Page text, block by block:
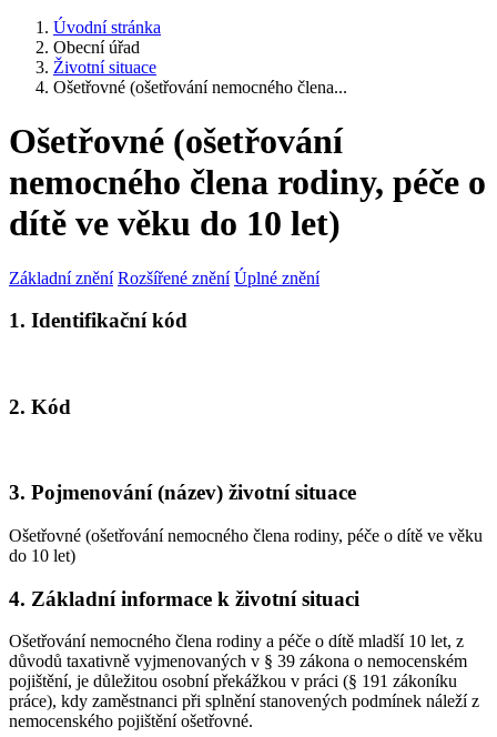
Úvodní stránka
Obecní úřad
Životní situace
Ošetřovné (ošetřování nemocného člena...
Ošetřovné (ošetřování
nemocného člena rodiny, péče o
dítě ve věku do 10 let)
Základní znění Rozšířené znění Úplné znění
1. Identifikační kód
2. Kód
3. Pojmenování (název) životní situace
Ošetřovné (ošetřování nemocného člena rodiny, péče o dítě ve věku
do 10 let)
4. Základní informace k životní situaci
Ošetřování nemocného člena rodiny a péče o dítě mladší 10 let, z
důvodů taxativně vyjmenovaných v § 39 zákona o nemocenském
pojištění, je důležitou osobní překážkou v práci (§ 191 zákoníku
práce), kdy zaměstnanci při splnění stanovených podmínek náleží z
nemocenského pojištění ošetřovné.